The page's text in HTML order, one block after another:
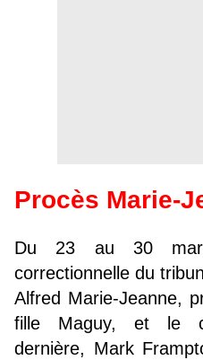
Procès Marie-
Du 23 au 30
correctionnelle du
Alfred Marie-Jeanne,
fille Maguy, et le
dernière, Mark